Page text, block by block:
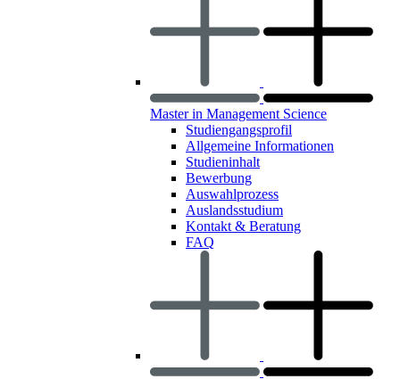
Master in Management Science
Studiengangsprofil
Allgemeine Informationen
Studieninhalt
Bewerbung
Auswahlprozess
Auslandsstudium
Kontakt & Beratung
FAQ